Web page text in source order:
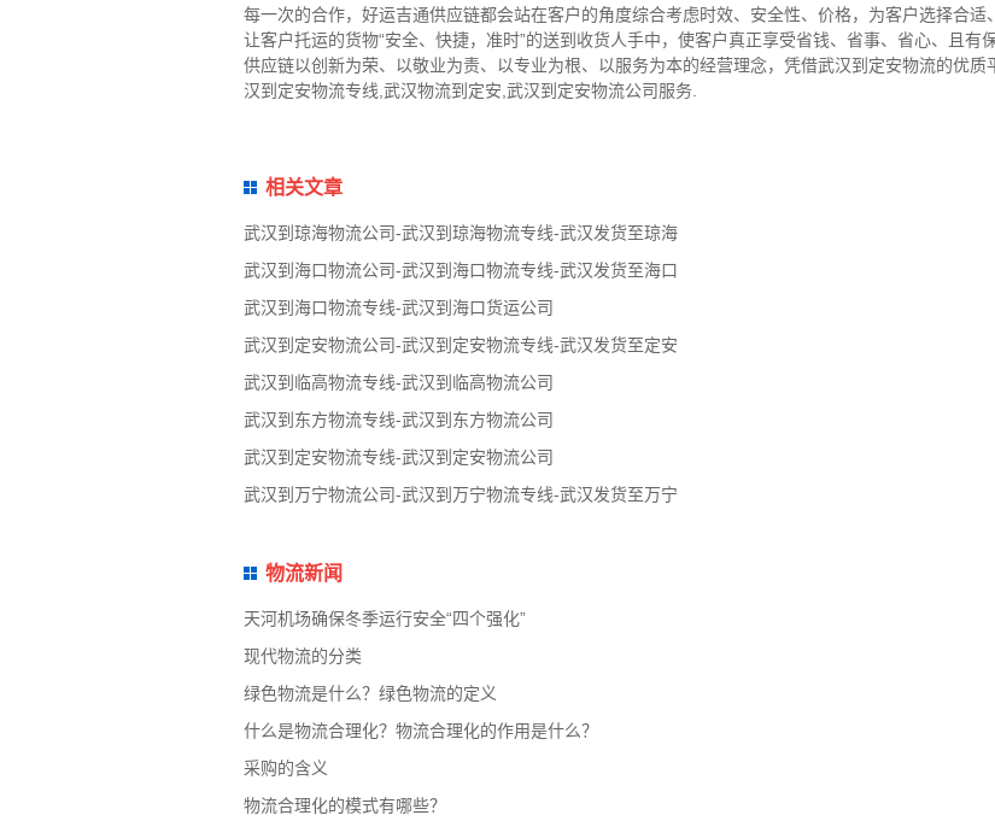
每一次的合作，好运吉通供应链都会站在客户的角度综合考虑时效、安全性、价格，为客户选择合适
让客户托运的货物“安全、快捷，准时”的送到收货人手中，使客户真正享受省钱、省事、省心、且有
供应链以创新为荣、以敬业为责、以专业为根、以服务为本的经营理念，凭借武汉到定安物流的优
汉到定安物流专线,武汉物流到定安,武汉到定安物流公司服务.
相关文章
武汉到琼海物流公司-武汉到琼海物流专线-武汉发货至琼海
武汉到海口物流公司-武汉到海口物流专线-武汉发货至海口
武汉到海口物流专线-武汉到海口货运公司
武汉到定安物流公司-武汉到定安物流专线-武汉发货至定安
武汉到临高物流专线-武汉到临高物流公司
武汉到东方物流专线-武汉到东方物流公司
武汉到定安物流专线-武汉到定安物流公司
武汉到万宁物流公司-武汉到万宁物流专线-武汉发货至万宁
物流新闻
天河机场确保冬季运行安全“四个强化”
现代物流的分类
绿色物流是什么？绿色物流的定义
什么是物流合理化？物流合理化的作用是什么？
采购的含义
物流合理化的模式有哪些？